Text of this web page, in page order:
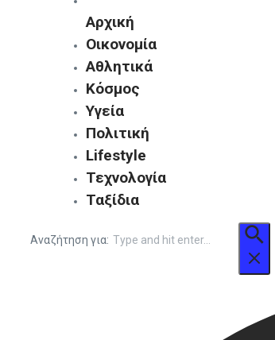
Αρχική
Οικονομία
Αθλητικά
Κόσμος
Υγεία
Πολιτική
Lifestyle
Τεχνολογία
Ταξίδια
Αναζήτηση για: